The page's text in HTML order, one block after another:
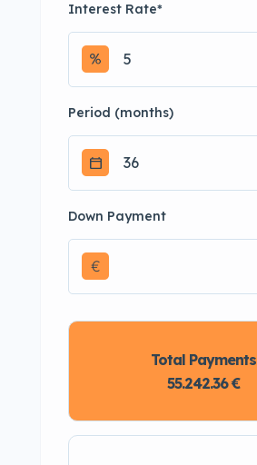
Interest Rate*
Period (months)
Down Payment
€
Total Payments
55.242.36 €